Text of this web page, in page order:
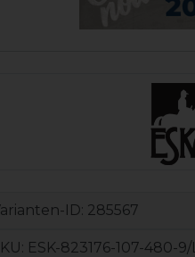
ID: 285567
ESK-823176-107-480-9/L